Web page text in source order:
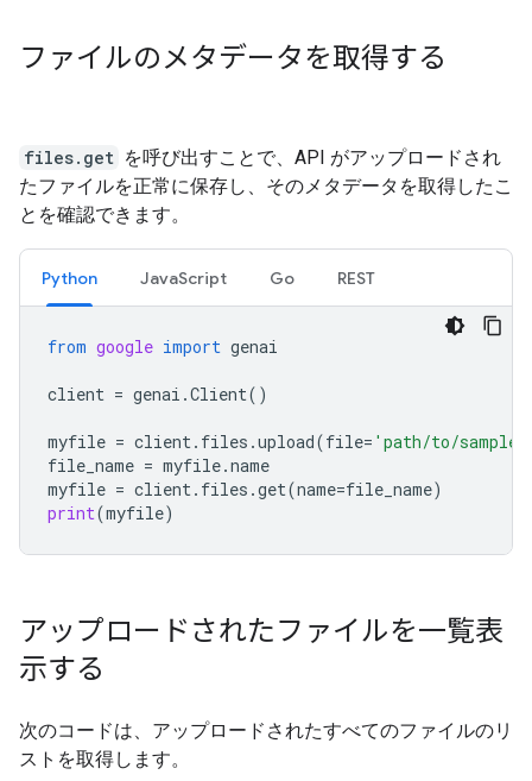
ファイルのメタデータを取得する
files.get を呼び出すことで、API がアップロードされ
たファイルを正常に保存し、そのメタデータを取得したこ
とを確認できます。
Python JavaScript Go REST
from google import genai
client = genai .Client()
myfile = client. files .upload(file= 'path/to/
file_name = myfile.name
myfile = client. files .get(name=file_name)
print(myfile)
アップロードされたファイルを一覧表
示する
次のコードは、アップロードされたすべてのファイルのリ
ストを取得します。